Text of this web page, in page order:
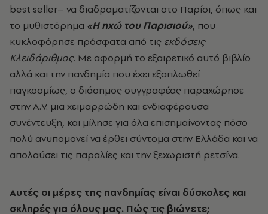
best seller– να διαδραματίζονται στο Παρίσι, όπως και
το μυθιστόρημα «Η ηχώ του Παρισιού», που
κυκλοφόρησε πρόσφατα από τις εκδόσεις
Κλειδάριθμος. Με αφορμή το εξαιρετικό αυτό βιβλίο
αλλά και την πανδημία που έχει εξαπλωθεί
παγκοσμίως, ο διάσημος συγγραφέας παραχώρησε
στην A.V. μια χειμαρρώδη και ενδιαφέρουσα
συνέντευξη, και μίλησε για όλα επισημαίνοντας πόσο
πολύ ανυπομονεί να έρθει σύντομα στην Ελλάδα και να
απολαύσει τις παραλίες και την ξεχωριστή ρετσίνα.
Αυτές οι μέρες της πανδημίας είναι δύσκολες και
σκληρές για όλους μας. Πώς τις βιώνετε;